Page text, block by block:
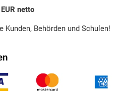
netto
Kunden, Behörden und Schulen!